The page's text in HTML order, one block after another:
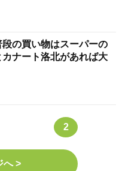
の買い物はスーパーの
ナート洛北があれば大
2
へ >